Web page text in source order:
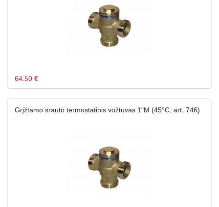
64.50 €
Grįžtamo srauto termostatinis vožtuvas 1"M (45°C, art. 746)